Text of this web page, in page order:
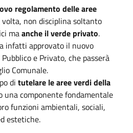
regolamento delle aree
non disciplina soltanto
maanche il verde privato.
infatti approvato il nuovo
e Privato, che passerà
Comunale.
di tutelare le aree verdi della
una componente fondamentale
funzioni ambientali, sociali,
estetiche.